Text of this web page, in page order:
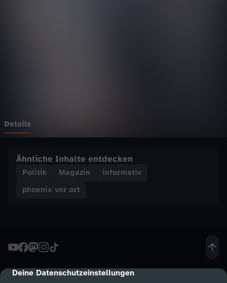
cmp-dialog-description
Deine Datenschutzeinstellungen
t
F
d
e
Details
Ähnliche Inhalte entdecken
Politik Magazin
informativ
phoenix vor ort